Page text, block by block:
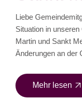
Liebe
Situation in
Martin und Sankt
Änderungen an der
Mehr lesen